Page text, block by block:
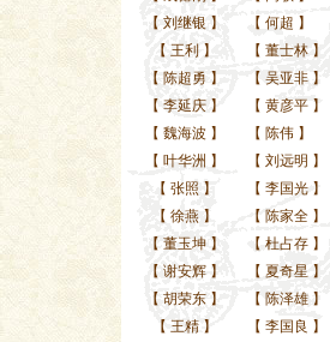
【 刘继银 】 【 何超 】
【 王利 】 【 董士林 】
【 陈超勇 】 【 吴亚非 】
【 李延庆】 【 黄彦平 】
【 魏海波 】 【 陈伟 】
【 叶华洲 】 【 刘远明 】
【 张照 】 【 李国光 】
【 徐燕】 【 陈家全 】
【 董玉坤】 【 杜占存 】
【 谢安辉】 【 夏奇星 】
【 胡荣东】 【 陈泽雄 】
【 王精】 【 李国良 】